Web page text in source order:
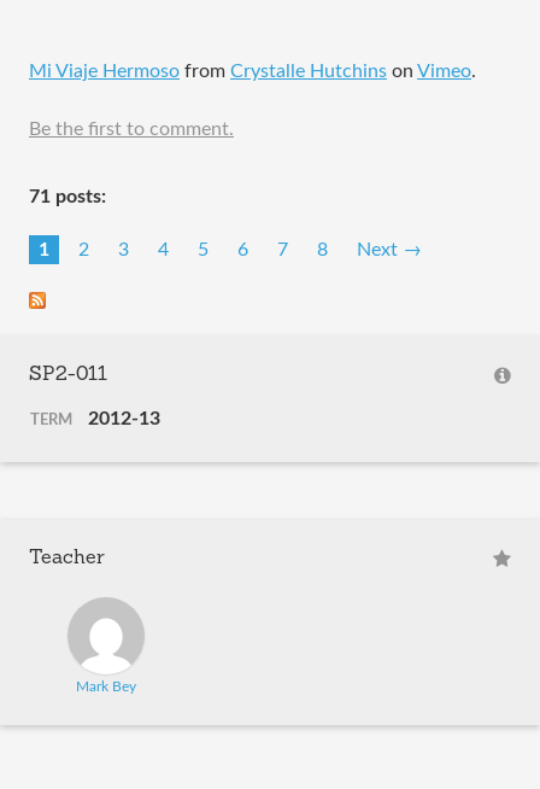
Mi Viaje Hermoso from Crystalle Hutchins on Vimeo.
Be the first to comment.
71 posts:
1 2 3 4 5 6 7 8 Next →
SP2-011
TERM 2012-13
Teacher
Mark Bey